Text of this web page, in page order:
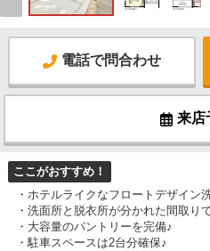
電話で問合わせ
来店
ここがおすすめ！
・ホテルライクなフロートデザイン
・洗面所と脱衣所が分かれた間取り
・大容量のパントリーを完備♪
・駐車スペースは2台分確保♪